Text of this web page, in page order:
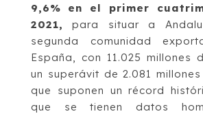
9,6% en el primer
2021, para situar a
segunda comunidad
España, con 11.025 millones
un superávit de 2.081
que suponen un récord
que se tienen datos